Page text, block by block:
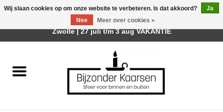
Räder Design Stories
Wij slaan cookies op om onze website te verbeteren. Is dat akkoord?
Ja
Nee
Meer over cookies »
Afhalen is mogelijk bij mijn winkel Trotz | Belvederelaan 107
Zwolle | 27 juli t/m 3 aug VAKANTIE